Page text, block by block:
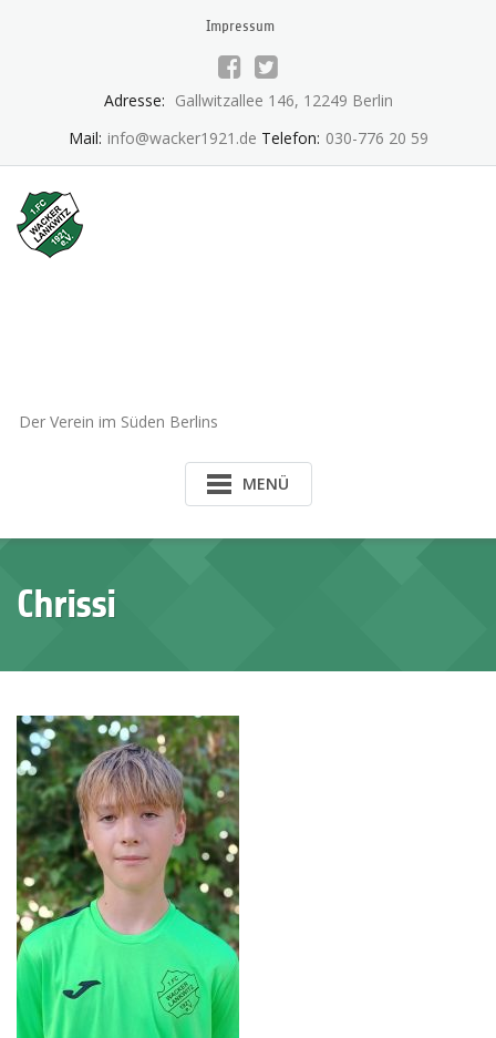
Impressum
Adresse: Gallwitzallee 146, 12249 Berlin
Mail: info@wacker1921.de Telefon: 030-776 20 59
Der Verein im Süden Berlins
MENÜ
Chrissi